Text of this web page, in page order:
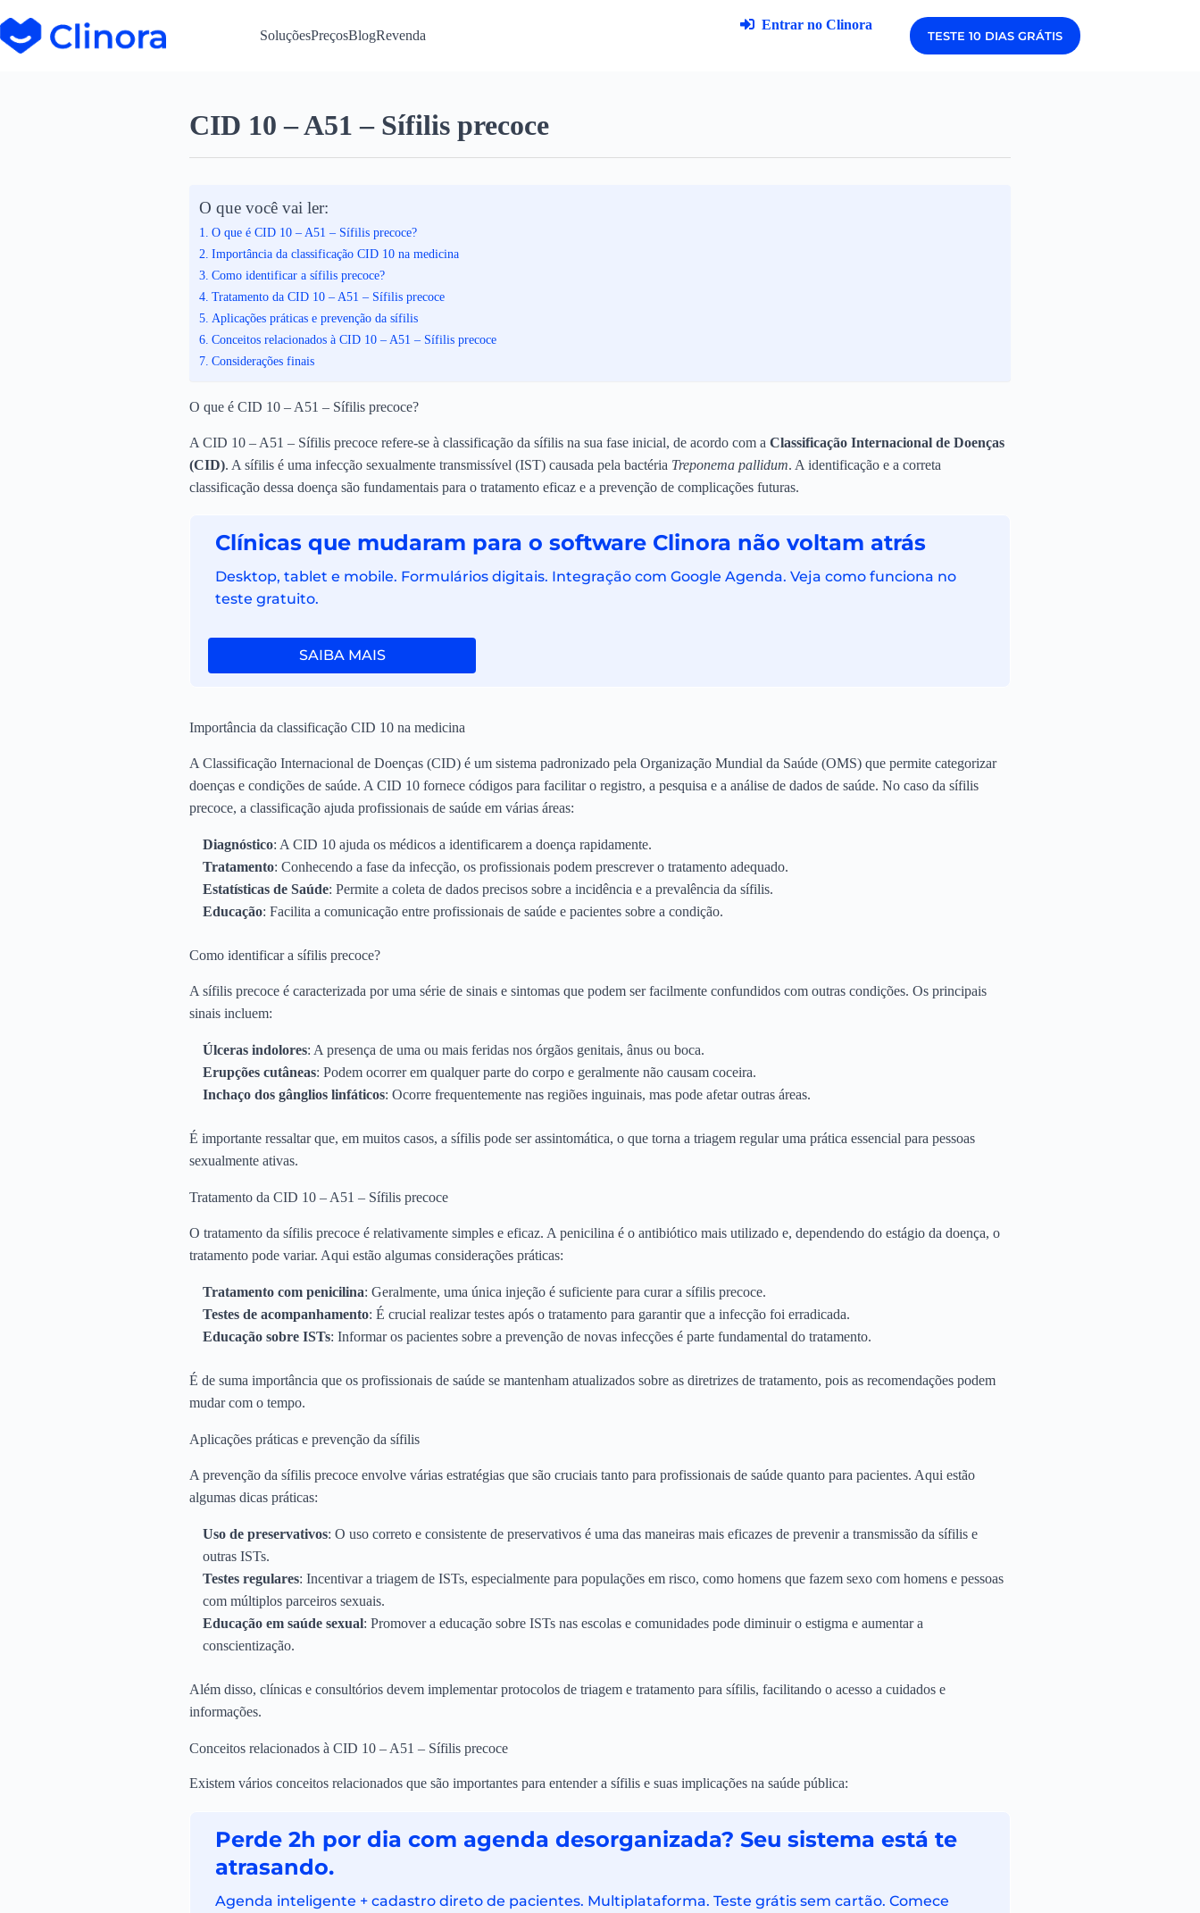
SoluçõesPreçosBlogRevenda
Entrar no Clinora
TESTE 10 DIAS GRÁTIS
CID 10 – A51 – Sífilis precoce
O que você vai ler:
O que é CID 10 – A51 – Sífilis precoce?
Importância da classificação CID 10 na medicina
Como identificar a sífilis precoce?
Tratamento da CID 10 – A51 – Sífilis precoce
Aplicações práticas e prevenção da sífilis
Conceitos relacionados à CID 10 – A51 – Sífilis precoce
Considerações finais
O que é CID 10 – A51 – Sífilis precoce?
A CID 10 – A51 – Sífilis precoce refere-se à classificação da sífilis na sua fase inicial, de acordo com a Classificação Internacional de Doenças
(CID). A sífilis é uma infecção sexualmente transmissível (IST) causada pela bactéria Treponema pallidum. A identificação e a correta
classificação dessa doença são fundamentais para o tratamento eficaz e a prevenção de complicações futuras.
Clínicas que mudaram para o software Clinora não voltam atrás
Desktop, tablet e mobile. Formulários digitais. Integração com Google Agenda. Veja como funciona no
teste gratuito.
SAIBA MAIS
Importância da classificação CID 10 na medicina
A Classificação Internacional de Doenças (CID) é um sistema padronizado pela Organização Mundial da Saúde (OMS) que permite categorizar
doenças e condições de saúde. A CID 10 fornece códigos para facilitar o registro, a pesquisa e a análise de dados de saúde. No caso da sífilis
precoce, a classificação ajuda profissionais de saúde em várias áreas:
Diagnóstico: A CID 10 ajuda os médicos a identificarem a doença rapidamente.
Tratamento: Conhecendo a fase da infecção, os profissionais podem prescrever o tratamento adequado.
Estatísticas de Saúde: Permite a coleta de dados precisos sobre a incidência e a prevalência da sífilis.
Educação: Facilita a comunicação entre profissionais de saúde e pacientes sobre a condição.
Como identificar a sífilis precoce?
A sífilis precoce é caracterizada por uma série de sinais e sintomas que podem ser facilmente confundidos com outras condições. Os principais
sinais incluem:
Úlceras indolores: A presença de uma ou mais feridas nos órgãos genitais, ânus ou boca.
Erupções cutâneas: Podem ocorrer em qualquer parte do corpo e geralmente não causam coceira.
Inchaço dos gânglios linfáticos: Ocorre frequentemente nas regiões inguinais, mas pode afetar outras áreas.
É importante ressaltar que, em muitos casos, a sífilis pode ser assintomática, o que torna a triagem regular uma prática essencial para pessoas
sexualmente ativas.
Tratamento da CID 10 – A51 – Sífilis precoce
O tratamento da sífilis precoce é relativamente simples e eficaz. A penicilina é o antibiótico mais utilizado e, dependendo do estágio da doença, o
tratamento pode variar. Aqui estão algumas considerações práticas:
Tratamento com penicilina: Geralmente, uma única injeção é suficiente para curar a sífilis precoce.
Testes de acompanhamento: É crucial realizar testes após o tratamento para garantir que a infecção foi erradicada.
Educação sobre ISTs: Informar os pacientes sobre a prevenção de novas infecções é parte fundamental do tratamento.
É de suma importância que os profissionais de saúde se mantenham atualizados sobre as diretrizes de tratamento, pois as recomendações podem
mudar com o tempo.
Aplicações práticas e prevenção da sífilis
A prevenção da sífilis precoce envolve várias estratégias que são cruciais tanto para profissionais de saúde quanto para pacientes. Aqui estão
algumas dicas práticas:
Uso de preservativos: O uso correto e consistente de preservativos é uma das maneiras mais eficazes de prevenir a transmissão da sífilis e
outras ISTs.
Testes regulares: Incentivar a triagem de ISTs, especialmente para populações em risco, como homens que fazem sexo com homens e pessoas
com múltiplos parceiros sexuais.
Educação em saúde sexual: Promover a educação sobre ISTs nas escolas e comunidades pode diminuir o estigma e aumentar a
conscientização.
Além disso, clínicas e consultórios devem implementar protocolos de triagem e tratamento para sífilis, facilitando o acesso a cuidados e
informações.
Conceitos relacionados à CID 10 – A51 – Sífilis precoce
Existem vários conceitos relacionados que são importantes para entender a sífilis e suas implicações na saúde pública:
Perde 2h por dia com agenda desorganizada? Seu sistema está te
atrasando.
Agenda inteligente + cadastro direto de pacientes. Multiplataforma. Teste grátis sem cartão. Comece